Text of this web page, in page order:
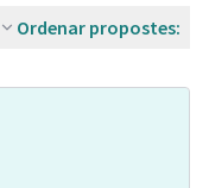
Ordenar propostes: